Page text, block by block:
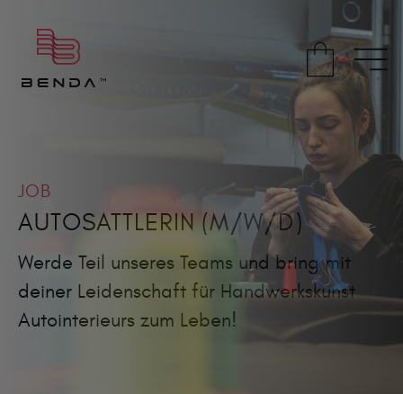
JOB
AUTOSATTLERIN (M/W/D)
Werde Teil unseres Teams und bring mit
deiner Leidenschaft für Handwerkskunst
Autointerieurs zum Leben!